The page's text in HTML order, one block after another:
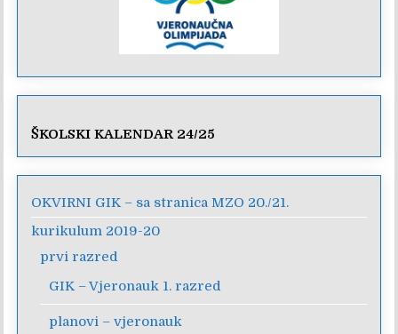
ŠKOLSKI KALENDAR 24/25
OKVIRNI GIK – sa stranica MZO 20./21.
kurikulum 2019-20
prvi razred
GIK – Vjeronauk 1. razred
planovi – vjeronauk